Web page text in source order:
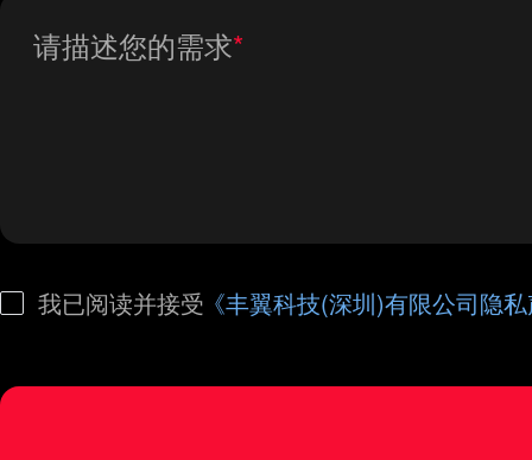
请描述您的需求
我已阅读并接受《丰翼科技(深圳)有限公司隐